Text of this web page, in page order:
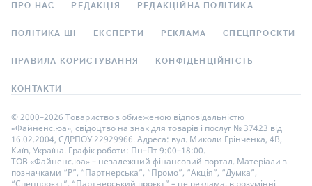
ПРО НАС РЕДАКЦІЯ РЕДАКЦІЙНА ПОЛІТИКА
ПОЛІТИКА ШІ ЕКСПЕРТИ РЕКЛАМА СПЕЦПРОЄКТИ
ПРАВИЛА КОРИСТУВАННЯ КОНФІДЕНЦІЙНІСТЬ
КОНТАКТИ
© 2000–2026 Товариство з обмеженою відповідальністю
«Файненс.юа», свідоцтво на знак для товарів і послуг № 37423 від
16.02.2004, ЄДРПОУ 22929966. Адреса: вул. Миколи Грінченка, 4В,
Київ, Україна. Графік роботи: Пн–Пт 9:00–18:00.
ТОВ «Файненс.юа» – незалежний фінансовий портал. Матеріали з
позначками “Р”, “Партнерська”, “Промо”, “Акція”, “Думка”,